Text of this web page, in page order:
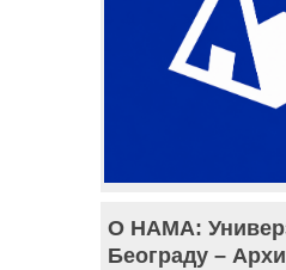
О НАМА:
Београду –